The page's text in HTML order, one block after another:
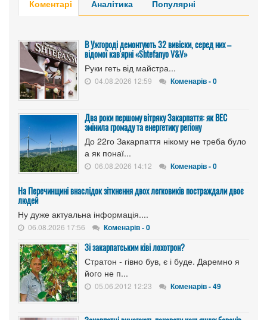
Коментарі Аналітика Популярні
В Ужгороді демонтують 32 вивіски, серед них –
відомої кав'ярні «Shtefanyo V&V»
Руки геть від майстра...
04.08.2026 12:59 Коменарів - 0
Два роки першому вітряку Закарпаття: як ВЕС
змінила громаду та енергетику регіону
До 22го Закарпаття нікому не треба було
а як понаї...
06.08.2026 14:12 Коменарів - 0
На Перечинщині внаслідок зіткнення двох легковиків постраждали двоє
людей
Ну дуже актуальна інформація....
06.08.2026 17:56 Коменарів - 0
Зі закарпатським ківі лохотрон?
Стратон - гівно був, є і буде. Даремно я
його не п...
05.06.2012 12:23 Коменарів - 49